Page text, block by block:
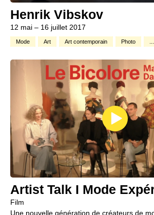
Henrik Vibskov
12 mai – 16 juillet 2017
Mode Art Art contemporain Photo
Artist Talk I Mode
Film
Une nouvelle génération de créateurs de